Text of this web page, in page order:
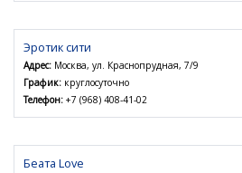
Эротик сити
Адрес: Москва, ул. Краснопрудная, 7/9
График: круглосуточно
Телефон: +7 (968) 408-41-02
Беата Love